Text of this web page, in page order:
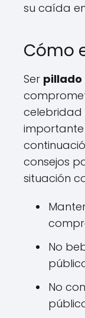
su caída
Cómo
Ser pillado
celebridad
importante
consejos
situación
No
No